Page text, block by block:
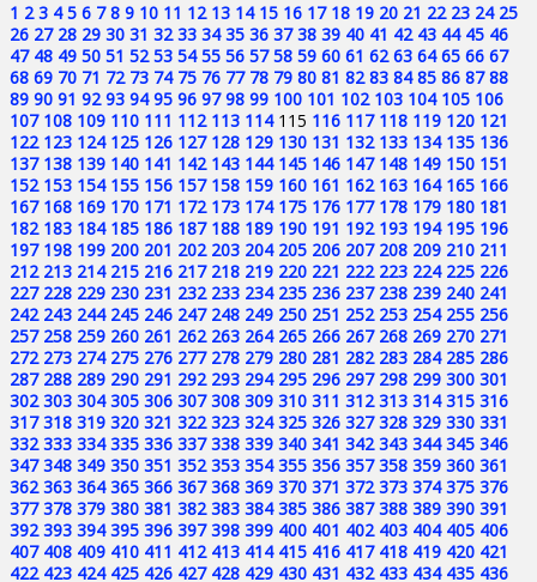
1 2 3 4 5 6 7 8 9 10 11 12 13 14 15 16 17 18 19 20 21 22 23 24 25
26 27 28 29 30 31 32 33 34 35 36 37 38 39 40 41 42 43 44 45 46
47 48 49 50 51 52 53 54 55 56 57 58 59 60 61 62 63 64 65 66 67
68 69 70 71 72 73 74 75 76 77 78 79 80 81 82 83 84 85 86 87 88
89 90 91 92 93 94 95 96 97 98 99 100 101 102 103 104 105 106
107 108 109 110 111 112 113 114 115 116 117 118 119 120 121
122 123 124 125 126 127 128 129 130 131 132 133 134 135 136
137 138 139 140 141 142 143 144 145 146 147 148 149 150 151
152 153 154 155 156 157 158 159 160 161 162 163 164 165 166
167 168 169 170 171 172 173 174 175 176 177 178 179 180 181
182 183 184 185 186 187 188 189 190 191 192 193 194 195 196
197 198 199 200 201 202 203 204 205 206 207 208 209 210 211
212 213 214 215 216 217 218 219 220 221 222 223 224 225 226
227 228 229 230 231 232 233 234 235 236 237 238 239 240 241
242 243 244 245 246 247 248 249 250 251 252 253 254 255 256
257 258 259 260 261 262 263 264 265 266 267 268 269 270 271
272 273 274 275 276 277 278 279 280 281 282 283 284 285 286
287 288 289 290 291 292 293 294 295 296 297 298 299 300 301
302 303 304 305 306 307 308 309 310 311 312 313 314 315 316
317 318 319 320 321 322 323 324 325 326 327 328 329 330 331
332 333 334 335 336 337 338 339 340 341 342 343 344 345 346
347 348 349 350 351 352 353 354 355 356 357 358 359 360 361
362 363 364 365 366 367 368 369 370 371 372 373 374 375 376
377 378 379 380 381 382 383 384 385 386 387 388 389 390 391
392 393 394 395 396 397 398 399 400 401 402 403 404 405 406
407 408 409 410 411 412 413 414 415 416 417 418 419 420 421
422 423 424 425 426 427 428 429 430 431 432 433 434 435 436